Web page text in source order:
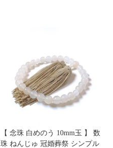
【 念珠 白めのう 10mm玉 】 数
珠 ねんじゅ 冠婚葬祭 シンプル